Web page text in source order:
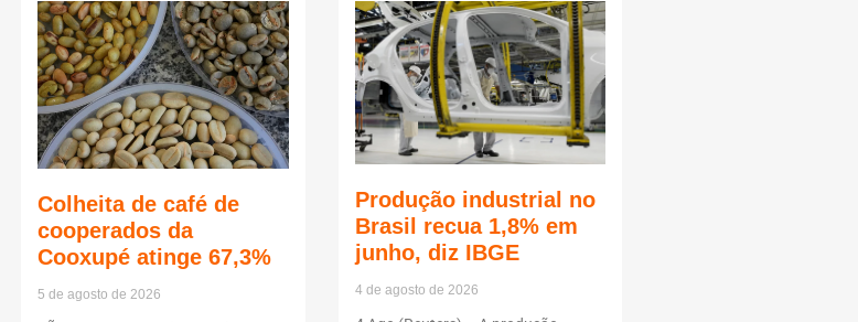
Colheita de café de
cooperados da
Cooxupé atinge 67,3%
5 de agosto de 2026
Produção industrial no
Brasil recua 1,8% em
junho, diz IBGE
4 de agosto de 2026